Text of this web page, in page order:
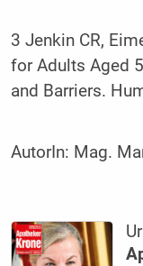
3 Jenkin CR,
for Adults Aged
and Barriers.
AutorIn: Mag.